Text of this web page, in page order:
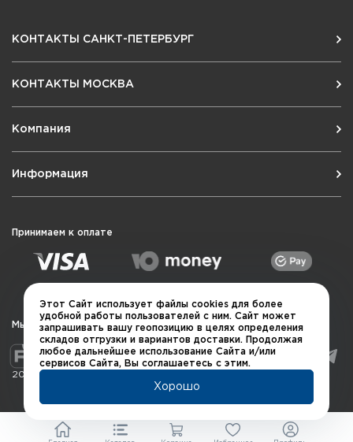
КОНТАКТЫ САНКТ-ПЕТЕРБУРГ
КОНТАКТЫ МОСКВА
Компания
Информация
Принимаем к оплате
Мы в социальных сетях
2026 © QUARTA "Оружейный квартал"
Этот Сайт использует файлы cookies для более
удобной работы пользователей с ним. Сайт может
запрашивать вашу геопозицию в целях определения
складов отгрузки и вариантов доставки. Продолжая
любое дальнейшее использование Сайта и/или
сервисов Сайта, Вы соглашаетесь с этим.
Хорошо